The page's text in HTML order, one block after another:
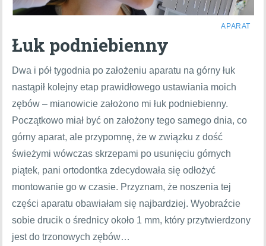
APARAT
Łuk podniebienny
Dwa i pół tygodnia po założeniu aparatu na górny łuk
nastąpił kolejny etap prawidłowego ustawiania moich
zębów – mianowicie założono mi łuk podniebienny.
Początkowo miał być on założony tego samego dnia, co
górny aparat, ale przypomnę, że w związku z dość
świeżymi wówczas skrzepami po usunięciu górnych
piątek, pani ortodontka zdecydowała się odłożyć
montowanie go w czasie. Przyznam, że noszenia tej
części aparatu obawiałam się najbardziej. Wyobraźcie
sobie drucik o średnicy około 1 mm, który przytwierdzony
jest do trzonowych zębów…